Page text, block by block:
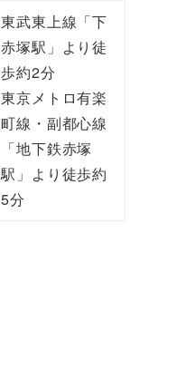
東武東上線「下
赤塚駅」より徒
歩約2分
東京メトロ有楽
町線・副都心線
「地下鉄赤塚
駅」より徒歩約
5分